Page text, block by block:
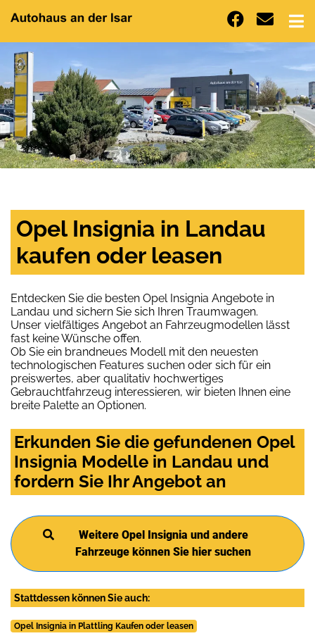
Opel Insignia in Landau
kaufen oder leasen
Entdecken Sie die besten Opel Insignia Angebote in
Landau und sichern Sie sich Ihren Traumwagen.
Unser vielfältiges Angebot an Fahrzeugmodellen lässt
fast keine Wünsche offen.
Ob Sie ein brandneues Modell mit den neuesten
technologischen Features suchen oder sich für ein
preiswertes, aber qualitativ hochwertiges
Gebrauchtfahrzeug interessieren, wir bieten Ihnen eine
breite Palette an Optionen.
Erkunden Sie die gefundenen Opel
Insignia Modelle in Landau und
fordern Sie Ihr Angebot an
Weitere Opel Insignia und andere
Fahrzeuge können Sie hier suchen
Stattdessen können Sie auch:
Opel Insignia in Plattling Kaufen oder leasen